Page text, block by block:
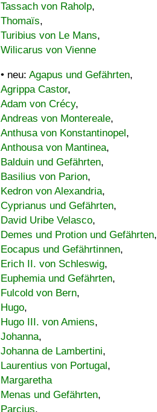
Tassach von Raholp,
Thomaïs,
Turibius von Le Mans,
Wilicarus von Vienne
• neu: Agapus und Gefährten,
Agrippa Castor,
Adam von Crécy,
Andreas von Montereale,
Anthusa von Konstantinopel,
Anthousa von Mantinea,
Balduin und Gefährten,
Basilius von Parion,
Kedron von Alexandria,
Cyprianus und Gefährten,
David Uribe Velasco,
Demes und Protion und Gefährten,
Eocapus und Gefährtinnen,
Erich II. von Schleswig,
Euphemia und Gefährten,
Fulcold von Bern,
Hugo,
Hugo III. von Amiens,
Johanna,
Johanna de Lambertini,
Laurentius von Portugal,
Margaretha
Menas und Gefährten,
Parcius,